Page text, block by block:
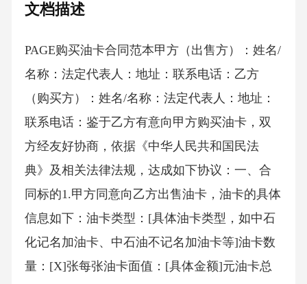
文档描述
PAGE购买油卡合同范本甲方（出售方）：姓名/
名称：法定代表人：地址：联系电话：乙方
（购买方）：姓名/名称：法定代表人：地址：
联系电话：鉴于乙方有意向甲方购买油卡，双
方经友好协商，依据《中华人民共和国民法
典》及相关法律法规，达成如下协议：一、合
同标的1.甲方同意向乙方出售油卡，油卡的具体
信息如下：油卡类型：[具体油卡类型，如中石
化记名加油卡、中石油不记名加油卡等]油卡数
量：[X]张每张油卡面值：[具体金额]元油卡总